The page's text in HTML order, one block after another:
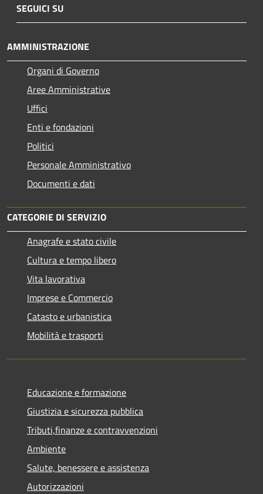
SEGUICI SU
AMMINISTRAZIONE
Organi di Governo
Aree Amministrative
Uffici
Enti e fondazioni
Politici
Personale Amministrativo
Documenti e dati
CATEGORIE DI SERVIZIO
Anagrafe e stato civile
Cultura e tempo libero
Vita lavorativa
Imprese e Commercio
Catasto e urbanistica
Mobilità e trasporti
Educazione e formazione
Giustizia e sicurezza pubblica
Tributi,finanze e contravvenzioni
Ambiente
Salute, benessere e assistenza
Autorizzazioni